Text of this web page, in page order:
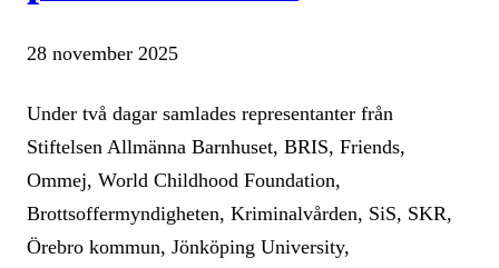
28 november 2025
Under två dagar samlades representanter från
Stiftelsen Allmänna Barnhuset, BRIS, Friends,
Ommej, World Childhood Foundation,
Brottsoffermyndigheten, Kriminalvården, SiS, SKR,
Örebro kommun, Jönköping University,